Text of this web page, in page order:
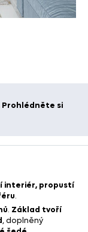
si
interiér, propustí
.
. Základ tvoří
, doplněný